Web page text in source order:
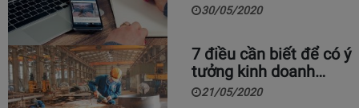
30/05/2020
7 điều cần biết để có ý
tưởng kinh doanh…
21/05/2020